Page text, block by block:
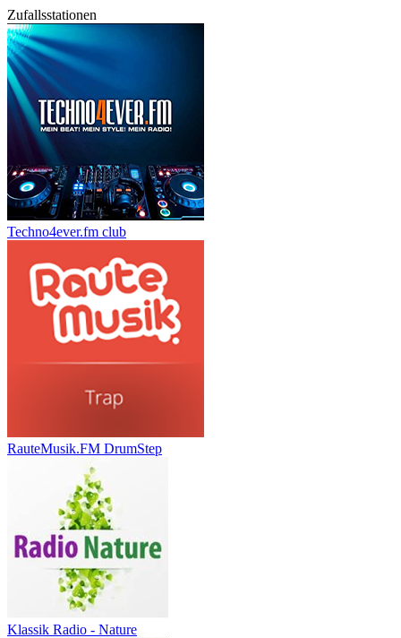
Zufallsstationen
Techno4ever.fm club
RauteMusik.FM DrumStep
Klassik Radio - Nature